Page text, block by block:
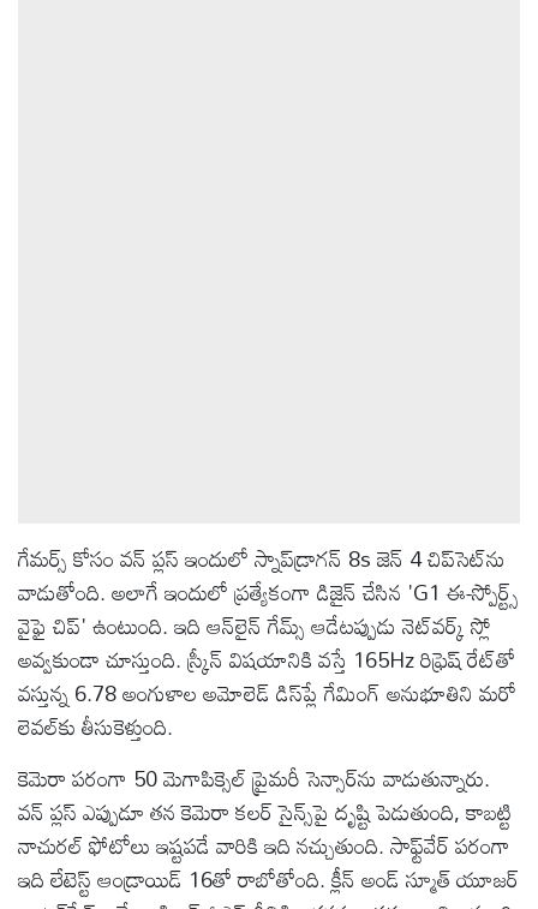
గేమర్స్ కోసం వన్ ప్లస్ ఇందులో స్నాప్‌డ్రాగన్ 8s జెన్ 4 చిప్‌సెట్‌ను
వాడుతోంది. అలాగే ఇందులో ప్రత్యేకంగా డిజైన్ చేసిన 'G1 ఈ-స్పోర్ట్స్
వైఫై చిప్' ఉంటుంది. ఇది ఆన్‌లైన్ గేమ్స్ ఆడేటప్పుడు నెట్‌వర్క్ స్లో
అవ్వకుండా చూస్తుంది. స్క్రీన్ విషయానికి వస్తే 165Hz రిఫ్రెష్ రేట్‌తో
వస్తున్న 6.78 అంగుళాల అమోలెడ్ డిస్‌ప్లే గేమింగ్ అనుభూతిని మరో
లెవల్‌కు తీసుకెళ్తుంది.
కెమెరా పరంగా 50 మెగాపిక్సెల్ ప్రైమరీ సెన్సార్‌ను వాడుతున్నారు.
వన్ ప్లస్ ఎప్పుడూ తన కెమెరా కలర్ సైన్స్‌పై దృష్టి పెడుతుంది, కాబట్టి
నాచురల్ ఫోటోలు ఇష్టపడే వారికి ఇది నచ్చుతుంది. సాఫ్ట్‌వేర్ పరంగా
ఇది లేటెస్ట్ ఆండ్రాయిడ్ 16తో రాబోతోంది. క్లీన్ అండ్ స్మూత్ యూజర్